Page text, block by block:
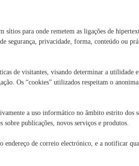
para onde remetem as ligações de
segurança, privacidade, forma, conteúdo ou
de visitantes, visando determinar a utilidade e
Os “cookies” utilizados respeitam o
a uso informático no âmbito estrito dos
publicações, novos serviços e produtos.
de correio electrónico, e a notificar